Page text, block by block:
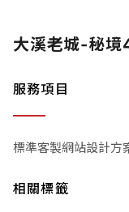
大溪老城-秘境
服務項目
標準客製網站設計方
相關標籤